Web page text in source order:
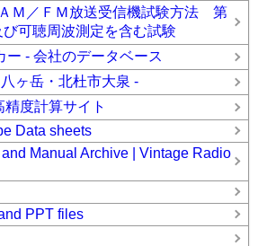
Ｍ／ＦＭ放送受信機試験方法 第
可聴周波測定を含む試験
ー - 会社のデータベース
ヶ岳・北杜市大泉 -
精度計算サイト
Data sheets
Manual Archive | Vintage Radio
PPT files